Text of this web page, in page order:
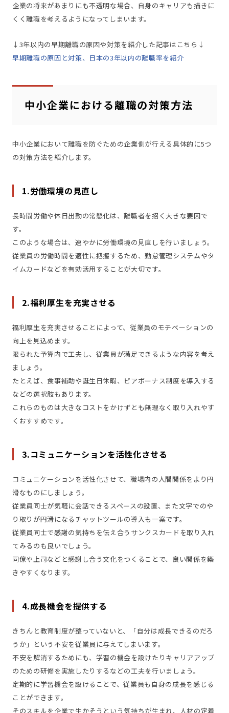
企業の将来があまりにも不透明な場合、自身のキャリアも描きに
くく離職を考えるようになってしまいます。
↓3年以内の早期離職の原因や対策を紹介した記事はこちら↓
早期離職の原因と対策、日本の3年以内の離職率を紹介
中小企業における離職の対策方法
中小企業において離職を防ぐための企業側が行える具体的に5つ
の対策方法を紹介します。
1.労働環境の見直し
長時間労働や休日出勤の常態化は、離職者を招く大きな要因で
す。
このような場合は、速やかに労働環境の見直しを行いましょう。
従業員の労働時間を適性に把握するため、勤怠管理システムやタ
イムカードなどを有効活用することが大切です。
2.福利厚生を充実させる
福利厚生を充実させることによって、従業員のモチベーションの
向上を見込めます。
限られた予算内で工夫し、従業員が満足できるような内容を考え
ましょう。
たとえば、食事補助や誕生日休暇、ピアボーナス制度を導入する
などの選択肢もあります。
これらのものは大きなコストをかけずとも無理なく取り入れやす
くおすすめです。
3.コミュニケーションを活性化させる
コミュニケーションを活性化させて、職場内の人間関係をより円
滑なものにしましょう。
従業員同士が気軽に会話できるスペースの設置、また文字でのや
り取りが円滑になるチャットツールの導入も一案です。
従業員同士で感謝の気持ちを伝え合うサンクスカードを取り入れ
てみるのも良いでしょう。
同僚や上司などと感謝し合う文化をつくることで、良い関係を築
きやすくなります。
4.成長機会を提供する
きちんと教育制度が整っていないと、「自分は成長できるのだろ
うか」という不安を従業員に与えてしまいます。
不安を解消するためにも、学習の機会を設けたりキャリアアップ
のための研修を実施したりするなどの工夫を行いましょう。
定期的に学習機会を設けることで、従業員も自身の成長を感じる
ことができます。
そのスキルを企業で生かそうという気持ちが生まれ、人材の定着